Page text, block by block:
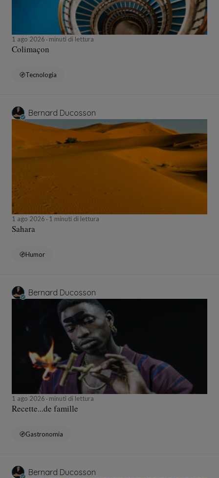
1 ago 2026 minuti di lettura
Colimaçon
Tecnologia
Bernard Ducosson
1 ago 2026 1 minuti di lettura
Sahara
Humor
Bernard Ducosson
1 ago 2026 minuti di lettura
Recette...de famille
Gastronomia
Bernard Ducosson